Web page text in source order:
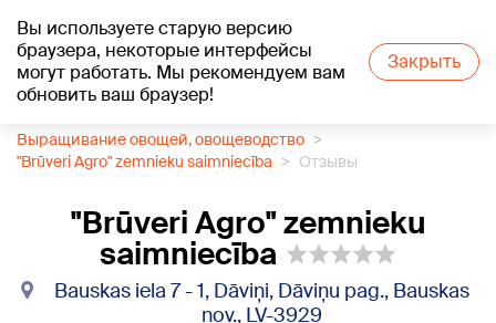
Вы используете старую версию
браузера, некоторые интерфейсы
могут работать. Мы рекомендуем вам
обновить ваш браузер!
Закрыть
+18°C
Выращивание овощей, овощеводство
"Brūveri Agro" zemnieku saimniecība
Отзывы
"Brūveri Agro" zemnieku
saimniecība
Bauskas iela 7 - 1, Dāviņi, Dāviņu pag., Bauskas
nov., LV-3929